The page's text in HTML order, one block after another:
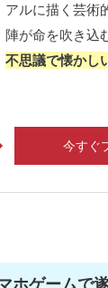
アルに描く芸術
陣が命を吹き込
不思議で懐かし
今すぐ
ゲームで